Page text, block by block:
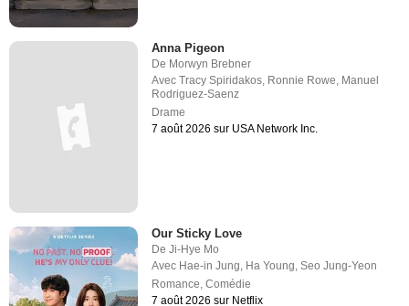
Anna Pigeon
De Morwyn Brebner
AvecTracy Spiridakos, Ronnie Rowe, Manuel
Rodriguez-Saenz
Drame
7 août 2026 sur USA Network Inc.
Our Sticky Love
DeJi-Hye Mo
Avec Hae-in Jung, Ha Young,Seo Jung-Yeon
Romance,Comédie
7 août 2026 sur Netflix